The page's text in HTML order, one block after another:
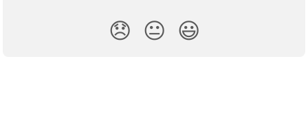
😞 😐 😃